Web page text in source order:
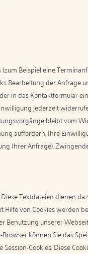
Beispiel eine
der Anfrage
in das Kontaktformular
jederzeit
bleibt vom
auffordern, Ihre
Ihrer Anfrage).
Textdateien dienen
von Cookies werden
unserer
können Sie das
Cookies. Diese